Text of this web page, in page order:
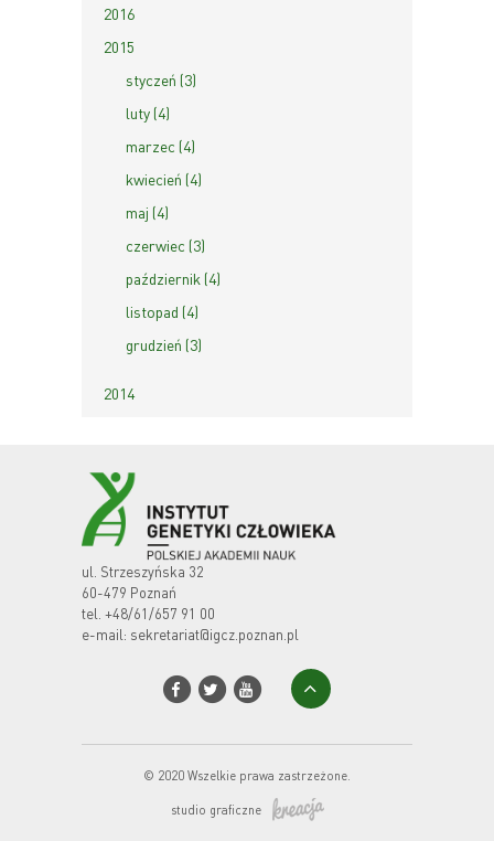
2016
2015
styczeń (3)
luty (4)
marzec (4)
kwiecień (4)
maj (4)
czerwiec (3)
październik (4)
listopad (4)
grudzień (3)
2014
ul. Strzeszyńska 32
60-479 Poznań
tel. +48/61/657 91 00
e-mail: sekretariat@igcz.poznan.pl
© 2020 Wszelkie prawa zastrzeżone.
studio graficzne